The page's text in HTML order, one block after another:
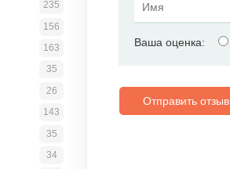
Ваша оценка:
Отправить отзыв
235
156
163
35
26
143
35
34